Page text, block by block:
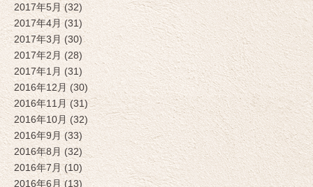
2017年5月 (32)
2017年4月 (31)
2017年3月 (30)
2017年2月 (28)
2017年1月 (31)
2016年12月 (30)
2016年11月 (31)
2016年10月 (32)
2016年9月 (33)
2016年8月 (32)
2016年7月 (10)
2016年6月 (13)